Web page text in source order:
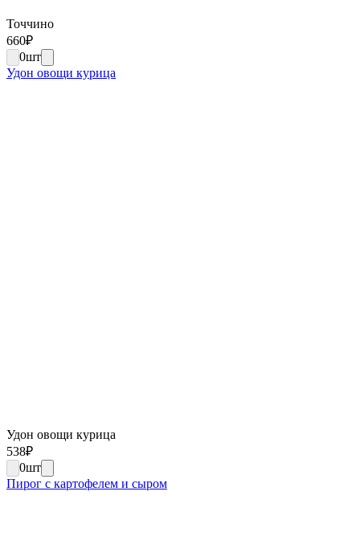
Точчино
660₽
0шт
Удон овощи курица
Удон овощи курица
538₽
0шт
Пирог с картофелем и сыром